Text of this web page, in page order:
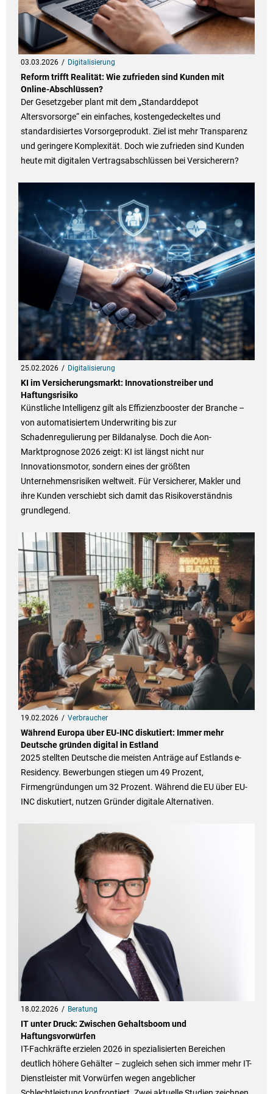
03.03.2026 Digitalisierung
Reform trifft Realität: Wie zufrieden sind Kunden mit
Online-Abschlüssen?
Der Gesetzgeber plant mit dem „Standarddepot
Altersvorsorge“ ein einfaches, kostengedeckeltes und
standardisiertes Vorsorgeprodukt. Ziel ist mehr Transparenz
und geringere Komplexität. Doch wie zufrieden sind Kunden
heute mit digitalen Vertragsabschlüssen bei Versicherern?
25.02.2026 Digitalisierung
KI im Versicherungsmarkt: Innovationstreiber und
Haftungsrisiko
Künstliche Intelligenz gilt als Effizienzbooster der Branche –
von automatisiertem Underwriting bis zur
Schadenregulierung per Bildanalyse. Doch die Aon-
Marktprognose 2026 zeigt: KI ist längst nicht nur
Innovationsmotor, sondern eines der größten
Unternehmensrisiken weltweit. Für Versicherer, Makler und
ihre Kunden verschiebt sich damit das Risikoverständnis
grundlegend.
19.02.2026 Verbraucher
Während Europa über EU-INC diskutiert: Immer mehr
Deutsche gründen digital in Estland
2025 stellten Deutsche die meisten Anträge auf Estlands e-
Residency. Bewerbungen stiegen um 49 Prozent,
Firmengründungen um 32 Prozent. Während die EU über EU-
INC diskutiert, nutzen Gründer digitale Alternativen.
18.02.2026 Beratung
IT unter Druck: Zwischen Gehaltsboom und
Haftungsvorwürfen
IT-Fachkräfte erzielen 2026 in spezialisierten Bereichen
deutlich höhere Gehälter – zugleich sehen sich immer mehr IT-
Dienstleister mit Vorwürfen wegen angeblicher